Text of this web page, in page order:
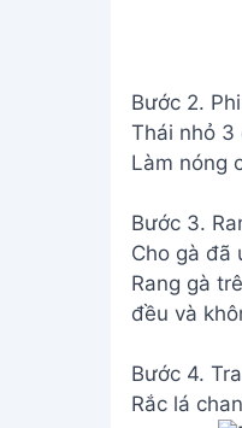
Bước 2.
Thái nhỏ 3
Làm nóng
Bước 3.
Cho gà đã
Rang gà
đều và
Bước 4.
Rắc lá